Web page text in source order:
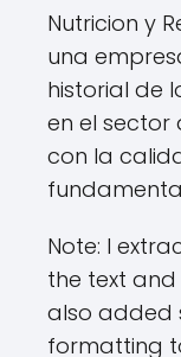
Nutricion y
una
historial de
en el sector
con la
Note: I
the text and
also added
formatting